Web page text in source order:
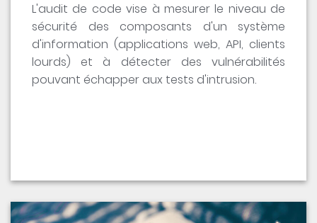
L'audit de code vise à mesurer le niveau de
sécurité des composants d'un système
d'information (applications web, API, clients
lourds) et à détecter des vulnérabilités
pouvant échapper aux tests d'intrusion.